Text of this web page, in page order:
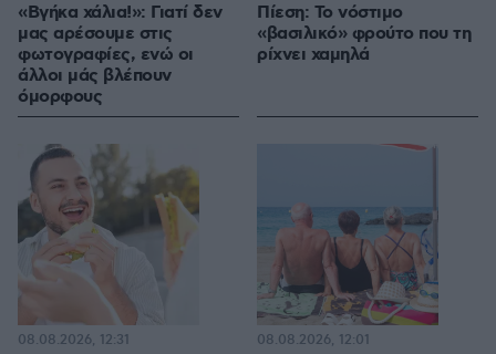
«Βγήκα χάλια!»: Γιατί δεν
μας αρέσουμε στις
φωτογραφίες, ενώ οι
άλλοι μάς βλέπουν
όμορφους
Πίεση: Το νόστιμο
«βασιλικό» φρούτο που τη
ρίχνει χαμηλά
08.08.2026, 12:31 08.08.2026, 12:01